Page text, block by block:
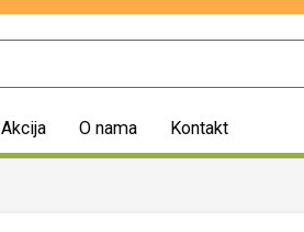
Akcija O nama Kontakt